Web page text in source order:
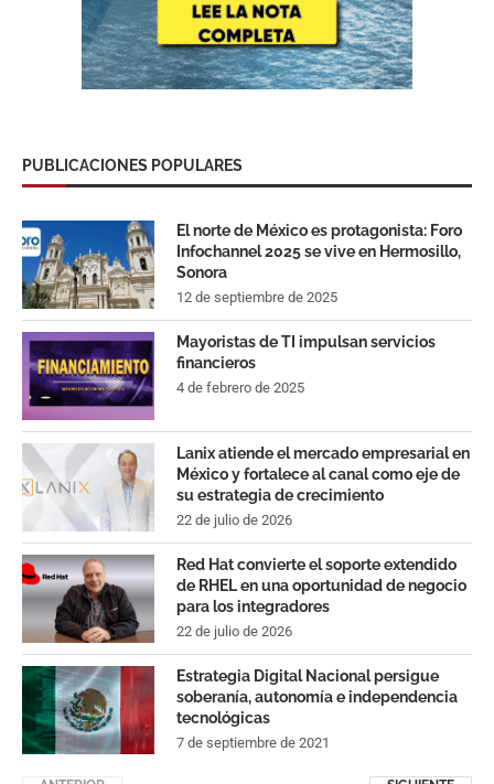
PUBLICACIONES POPULARES
El norte de México es protagonista: Foro
Infochannel 2025 se vive en Hermosillo,
Sonora
12 de septiembre de 2025
Mayoristas de TI impulsan servicios
financieros
4 de febrero de 2025
Lanix atiende el mercado empresarial en
México y fortalece al canal como eje de
su estrategia de crecimiento
22 de julio de 2026
Red Hat convierte el soporte extendido
de RHEL en una oportunidad de negocio
para los integradores
22 de julio de 2026
Estrategia Digital Nacional persigue
soberanía, autonomía e independencia
tecnológicas
7 de septiembre de 2021